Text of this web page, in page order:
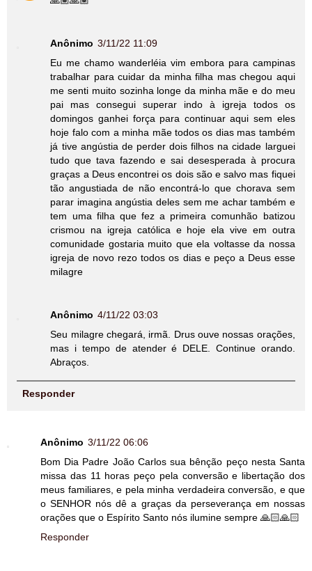
Anônimo 3/11/22 11:09
Eu me chamo wanderléia vim embora para campinas
trabalhar para cuidar da minha filha mas chegou aqui
me senti muito sozinha longe da minha mãe e do meu
pai mas consegui superar indo à igreja todos os
domingos ganhei força para continuar aqui sem eles
hoje falo com a minha mãe todos os dias mas também
já tive angústia de perder dois filhos na cidade larguei
tudo que tava fazendo e sai desesperada à procura
graças a Deus encontrei os dois são e salvo mas fiquei
tão angustiada de não encontrá-lo que chorava sem
parar imagina angústia deles sem me achar também e
tem uma filha que fez a primeira comunhão batizou
crismou na igreja católica e hoje ela vive em outra
comunidade gostaria muito que ela voltasse da nossa
igreja de novo rezo todos os dias e peço a Deus esse
milagre
Anônimo 4/11/22 03:03
Seu milagre chegará, irmã. Drus ouve nossas orações,
mas i tempo de atender é DELE. Continue orando.
Abraços.
Responder
Anônimo 3/11/22 06:06
Bom Dia Padre João Carlos sua bênção peço nesta Santa
missa das 11 horas peço pela conversão e libertação dos
meus familiares, e pela minha verdadeira conversão, e que
o SENHOR nós dê a graças da perseverança em nossas
orações que o Espírito Santo nós ilumine sempre 🙏🏻🙏🏻
Responder